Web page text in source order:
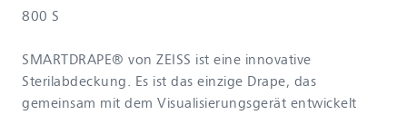
800 S
SMARTDRAPE® von ZEISS ist eine innovative
Sterilabdeckung. Es ist das einzige Drape, das
gemeinsam mit dem Visualisierungsgerät entwickelt